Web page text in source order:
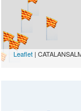
Leaflet |